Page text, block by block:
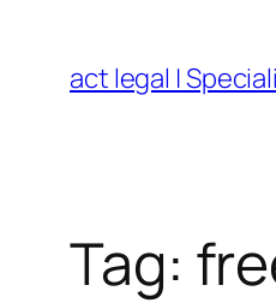
act legal |
Tag: